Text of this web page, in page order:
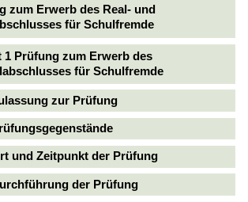
zum Erwerb des Real- und
für Schulfremde
1 Prüfung zum Erwerb des
für Schulfremde
zur Prüfung
und Zeitpunkt der Prüfung
der Prüfung